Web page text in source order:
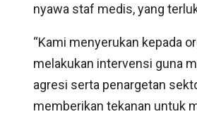
nyawa staf medis, yang
“Kami menyerukan kepada
melakukan intervensi guna
agresi serta penargetan
memberikan tekanan untuk